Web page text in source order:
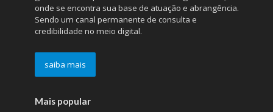
onde se encontra sua base de atuação e abrangência.
Sendo um canal permanente de consulta e
credibilidade no meio digital.
saiba mais
Mais popular